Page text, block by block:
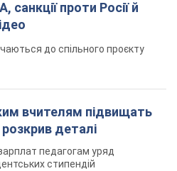
санкції проти Росії й
до спільного проєкту
вчителям підвищать
деталі
педагогам уряд
стипендій